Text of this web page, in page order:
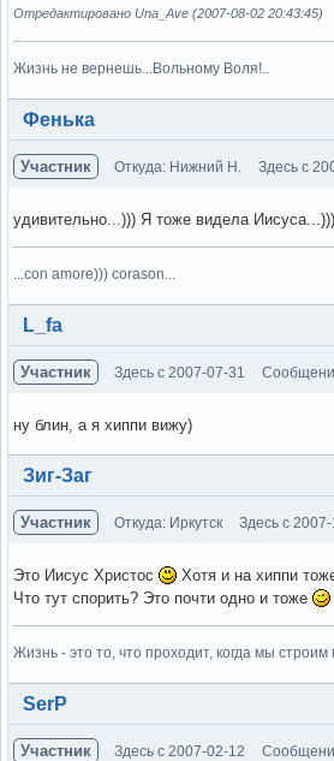
Отредактировано Una_Ave (2007-08-02 20:43:45)
Жизнь не вернешь...Вольному Воля!..
Вне форума
Фенька
Участник Откуда: Нижний Н. Здесь с
удивительно...))) Я тоже видела Иисуса...)))
...con amore))) corason...
Вне форума
L_fa
Участник Здесь с 2007-07-31
ну блин, а я хиппи вижу)
Вне форума
Зиг-Заг
Участник Откуда: Иркутск Здесь с
Это Иисус Христос
Хотя и на хиппи
Что тут спорить? Это почти одно и тоже
Жизнь - это то, что проходит, когда мы
Вне форума
SerP
Участник Здесь с 2007-02-12